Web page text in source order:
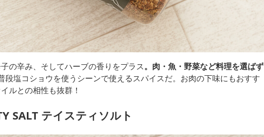
の辛み、そしてハーブの香りをプラス。肉・魚・野菜など料理を選ばず
段塩コショウを使うシーンで使えるスパイスだ。お肉の下味にもおすす
ルとの相性も抜群！
SALT テイスティソルト